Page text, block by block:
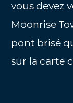
vous devez
Moonrise
pont brisé
sur la carte